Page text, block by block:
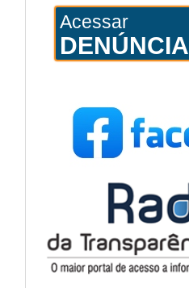
Acessar
DENÚNCIA